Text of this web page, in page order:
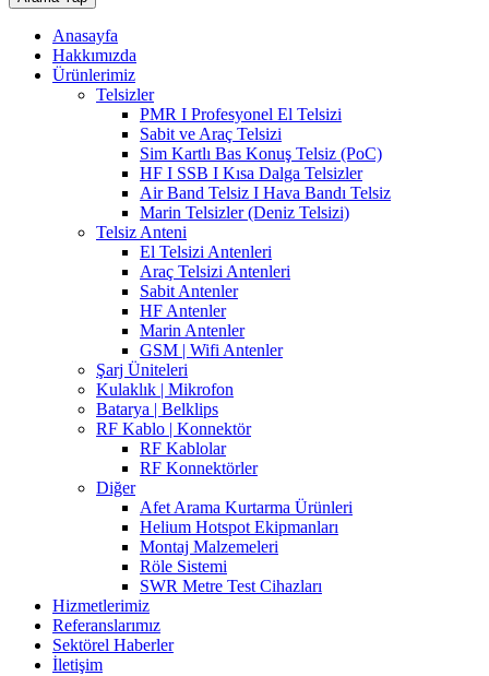
Anasayfa
Hakkımızda
Ürünlerimiz
Telsizler
PMR I Profesyonel El Telsizi
Sabit ve Araç Telsizi
Sim Kartlı Bas Konuş Telsiz (PoC)
HF I SSB I Kısa Dalga Telsizler
Air Band Telsiz I Hava Bandı Telsiz
Marin Telsizler (Deniz Telsizi)
Telsiz Anteni
El Telsizi Antenleri
Araç Telsizi Antenleri
Sabit Antenler
HF Antenler
Marin Antenler
GSM | Wifi Antenler
Şarj Üniteleri
Kulaklık | Mikrofon
Batarya | Belklips
RF Kablo | Konnektör
RF Kablolar
RF Konnektörler
Diğer
Afet Arama Kurtarma Ürünleri
Helium Hotspot Ekipmanları
Montaj Malzemeleri
Röle Sistemi
SWR Metre Test Cihazları
Hizmetlerimiz
Referanslarımız
Sektörel Haberler
İletişim